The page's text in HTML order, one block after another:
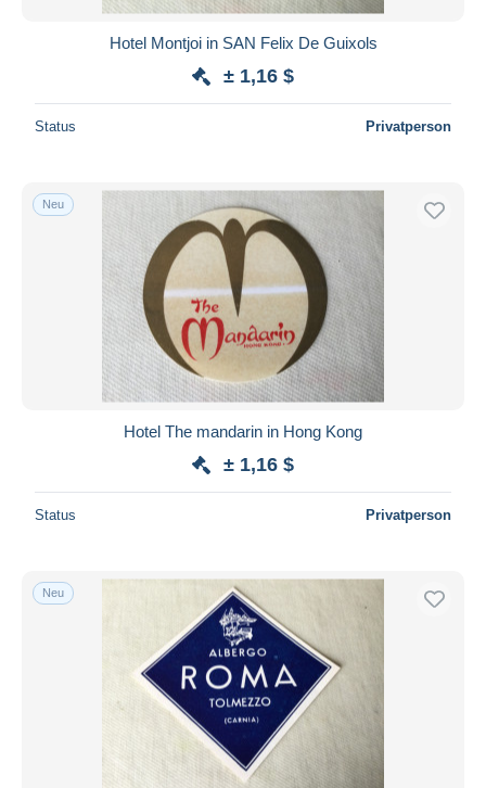
Hotel Montjoi in SAN Felix De Guixols
± 1,16 $
Status Privatperson
Neu
Hotel The mandarin in Hong Kong
± 1,16 $
Status Privatperson
Neu